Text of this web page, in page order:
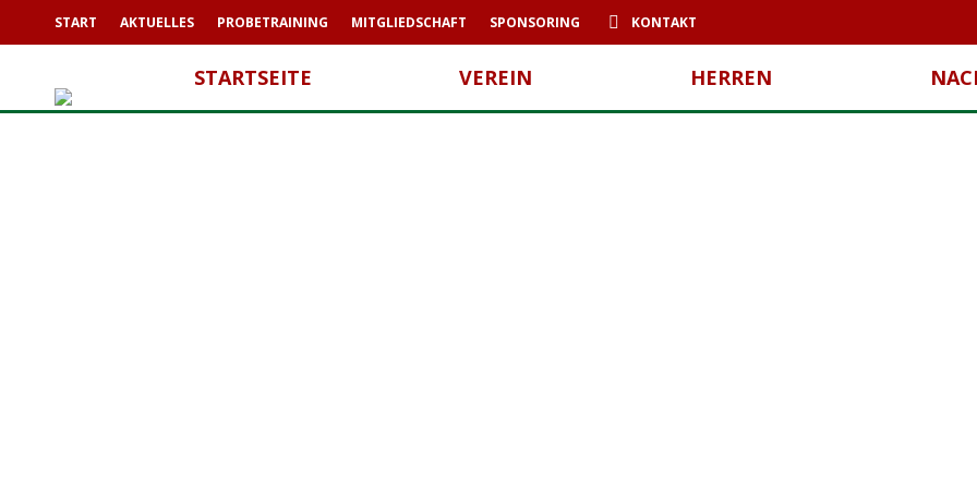
START AKTUELLES PROBETRAINING MITGLIEDSCHAFT SPONSORING KONTAKT
STARTSEITE VEREIN HERREN